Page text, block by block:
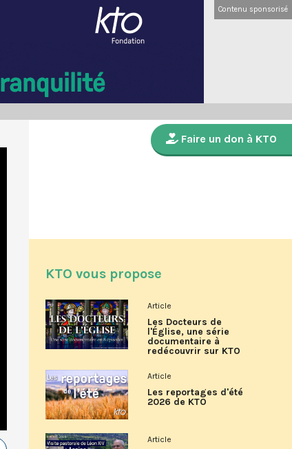
Contenu sponsorisé
Faire un don à KTO
KTO vous propose
Article
Les Docteurs de
l'Église, une série
documentaire à
redécouvrir sur KTO
Article
Les reportages d'été
2026 de KTO
Article